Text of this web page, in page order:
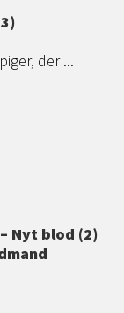
der ...
Nyt blod (2)